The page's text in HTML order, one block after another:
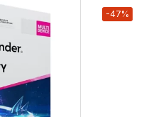
-47%